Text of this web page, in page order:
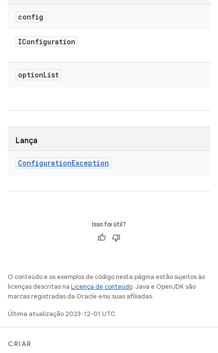
config
IConfiguration
optionList
Lança
ConfigurationException
Isso foi útil?
O conteúdo e os exemplos de código nesta página estão sujeitos às
licenças descritas na Licença de conteúdo. Java e OpenJDK são
marcas registradas da Oracle e/ou suas afiliadas.
Última atualização 2023-12-01 UTC.
CRIAR